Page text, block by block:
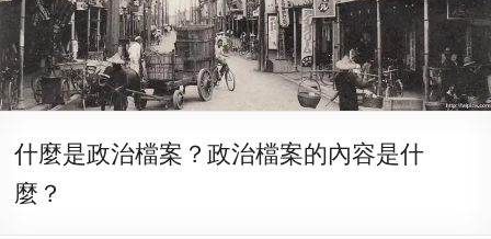
什麼是政治檔案？政治檔案的內容是什
麼？